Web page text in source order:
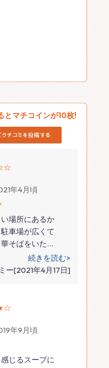
とマチコインが10枚!
年4月頃
場所にあるか
車場が広くて
そばをいた…
続きを読む>
ー[2021年4月17日]
年9月頃
じるスープに